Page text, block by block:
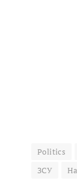
Politics
ЗСУ